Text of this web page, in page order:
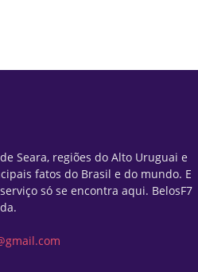
Seara, regiões do Alto Uruguai e
fatos do Brasil e do mundo. E
só se encontra aqui. BelosF7